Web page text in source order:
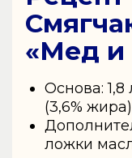
«Мед и
Основа:
(3,6%
ложки